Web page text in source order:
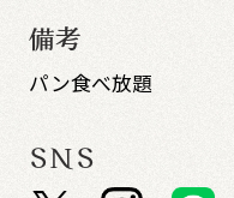
備考
パン食べ放題
SNS